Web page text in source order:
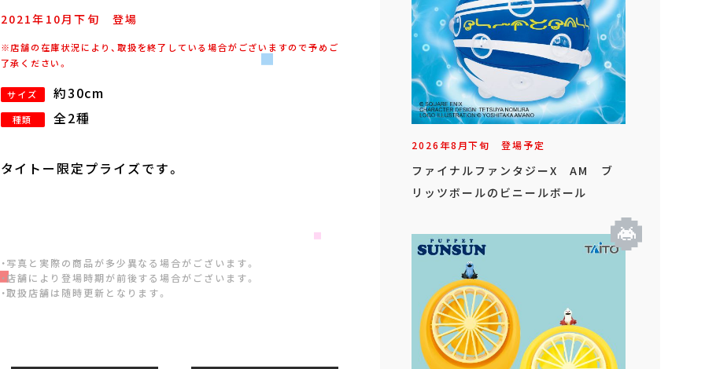
2021年 10月下旬 登場
※店舗の在庫状況により、取扱を終了している場合がございますので予めご
了承ください。
サイズ 約30cm
種類 全2種
タイトー限定プライズです。
・写真と実際の商品が多少異なる場合がございます。
・店舗により登場時期が前後する場合がございます。
・取扱店舗は随時更新となります。
2026年8月下旬 登場予定
ファイナルファンタジーX AM ブ
リッツボールのビニールボール